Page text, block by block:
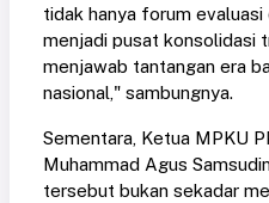
tidak hanya forum
menjadi pusat konsolidasi
menjawab tantangan era
nasional," sambungnya.
Sementara, Ketua MPKU
Muhammad Agus
tersebut bukan sekadar